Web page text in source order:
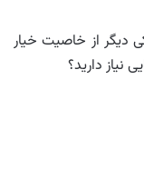
دیگر از خاصیت خیار
نیاز دارید؟